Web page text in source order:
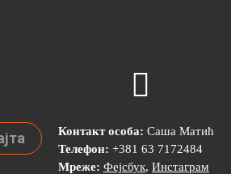
Контакт особа: Саша Матић
Телефон: +381 63 7172484
Мреже: Фејсбук, Инстаграм